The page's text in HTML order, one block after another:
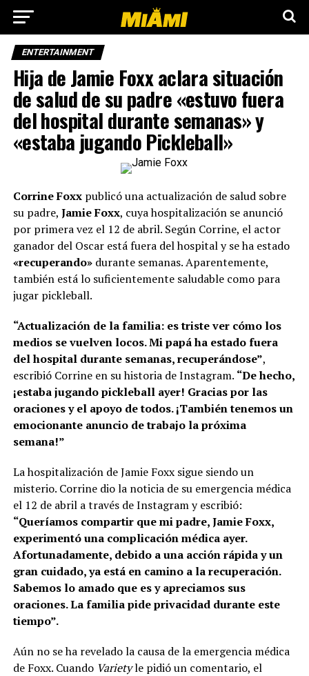
ENTERTAINMENT
Hija de Jamie Foxx aclara situación
de salud de su padre «estuvo fuera
del hospital durante semanas» y
«estaba jugando Pickleball»
Corrine Foxxpublicó una actualización de salud sobre
su padre, Jamie Foxx, cuya hospitalización se anunció
por primera vez el 12 de abril. Según Corrine, el actor
ganador del Oscar está fuera del hospital y se ha estado
«recuperando» durante semanas. Aparentemente,
también está lo suficientemente saludable como para
jugar pickleball.
“Actualización de la familia: es triste ver cómo los
medios se vuelven locos. Mi papá ha estado fuera
del hospital durante semanas, recuperándose”,
escribió Corrine en su historia de Instagram. “De hecho,
¡estaba jugando pickleball ayer! Gracias por las
oraciones y el apoyo de todos. ¡También tenemos un
emocionante anuncio de trabajo la próxima
semana!”
La hospitalización de Jamie Foxx sigue siendo un
misterio. Corrine dio la noticia de su emergencia médica
el 12 de abril a través de Instagram y escribió:
“Queríamos compartir que mi padre, Jamie Foxx,
experimentó una complicación médica ayer.
Afortunadamente, debido a una acción rápida y un
gran cuidado, ya está en camino a la recuperación.
Sabemos lo amado que es y apreciamos sus
oraciones. La familia pide privacidad durante este
tiempo”.
Aún no se ha revelado la causa de la emergencia médica
de Foxx. Cuando Varietyle pidió un comentario, el